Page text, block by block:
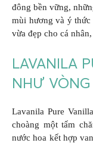
đông bền vững,
mùi hương và ý
vừa đẹp cho cá
LAVANILA
NHƯ VÒNG
Lavanila Pure
choàng một tấm
nước hoa kết hợp